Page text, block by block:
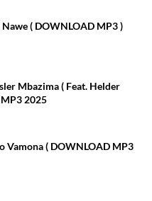
( DOWNLOAD MP3 )
Mbazima ( Feat. Helder
2025
Vamona ( DOWNLOAD MP3